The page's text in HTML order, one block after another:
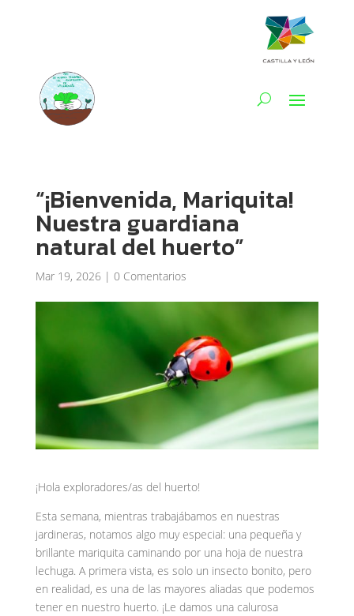
“¡Bienvenida, Mariquita!
Nuestra guardiana
natural del huerto”
Mar 19, 2026| 0 Comentarios
¡Hola exploradores/as del huerto!
Esta semana, mientras trabajábamos en nuestras
jardineras, notamos algo muy especial: una pequeña y
brillante mariquita caminando por una hoja de nuestra
lechuga. A primera vista, es solo un insecto bonito, pero
en realidad, es una de las mayores aliadas que podemos
tener en nuestro huerto. ¡Le damos una calurosa